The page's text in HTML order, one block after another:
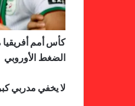
كأس أمم
الضغط الأوروبي
لا يخفي مدربي